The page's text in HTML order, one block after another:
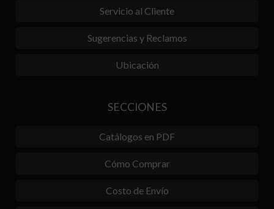
Servicio al Cliente
Sugerencias y Reclamos
Ubicación
SECCIONES
Catálogos en PDF
Cómo Comprar
Costo de Envío